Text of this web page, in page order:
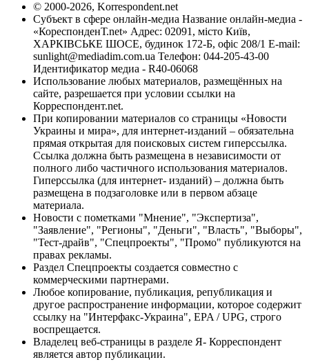
© 2000-2026, Korrespondent.net
Субъект в сфере онлайн-медиа Название онлайн-медиа -
«КореспонденТ.net» Адрес: 02091, місто Київ,
ХАРКІВСЬКЕ ШОСЕ, будинок 172-Б, офіс 208/1 E-mail:
sunlight@mediadim.com.ua Телефон: 044-205-43-00
Идентификатор медиа - R40-06068
Использование любых материалов, размещённых на
сайте, разрешается при условии ссылки на
Корреспондент.net.
При копировании материалов со страницы «Новости
Украины и мира», для интернет-изданий – обязательна
прямая открытая для поисковых систем гиперссылка.
Ссылка должна быть размещена в независимости от
полного либо частичного использования материалов.
Гиперссылка (для интернет- изданий) – должна быть
размещена в подзаголовке или в первом абзаце
материала.
Новости с пометками "Мнение", "Экспертиза",
"Заявление", "Регионы", "Деньги", "Власть", "Выборы",
"Тест-драйв", "Спецпроекты", "Промо" публикуются на
правах рекламы.
Раздел Спецпроекты создается совместно с
коммерческими партнерами.
Любое копирование, публикация, републикация и
другое распространение информации, которое содержит
ссылку на "Интерфакс-Украина", EPA / UPG, строго
воспрещается.
Владелец веб-страницы в разделе Я- Корреспондент
является автор публикации.